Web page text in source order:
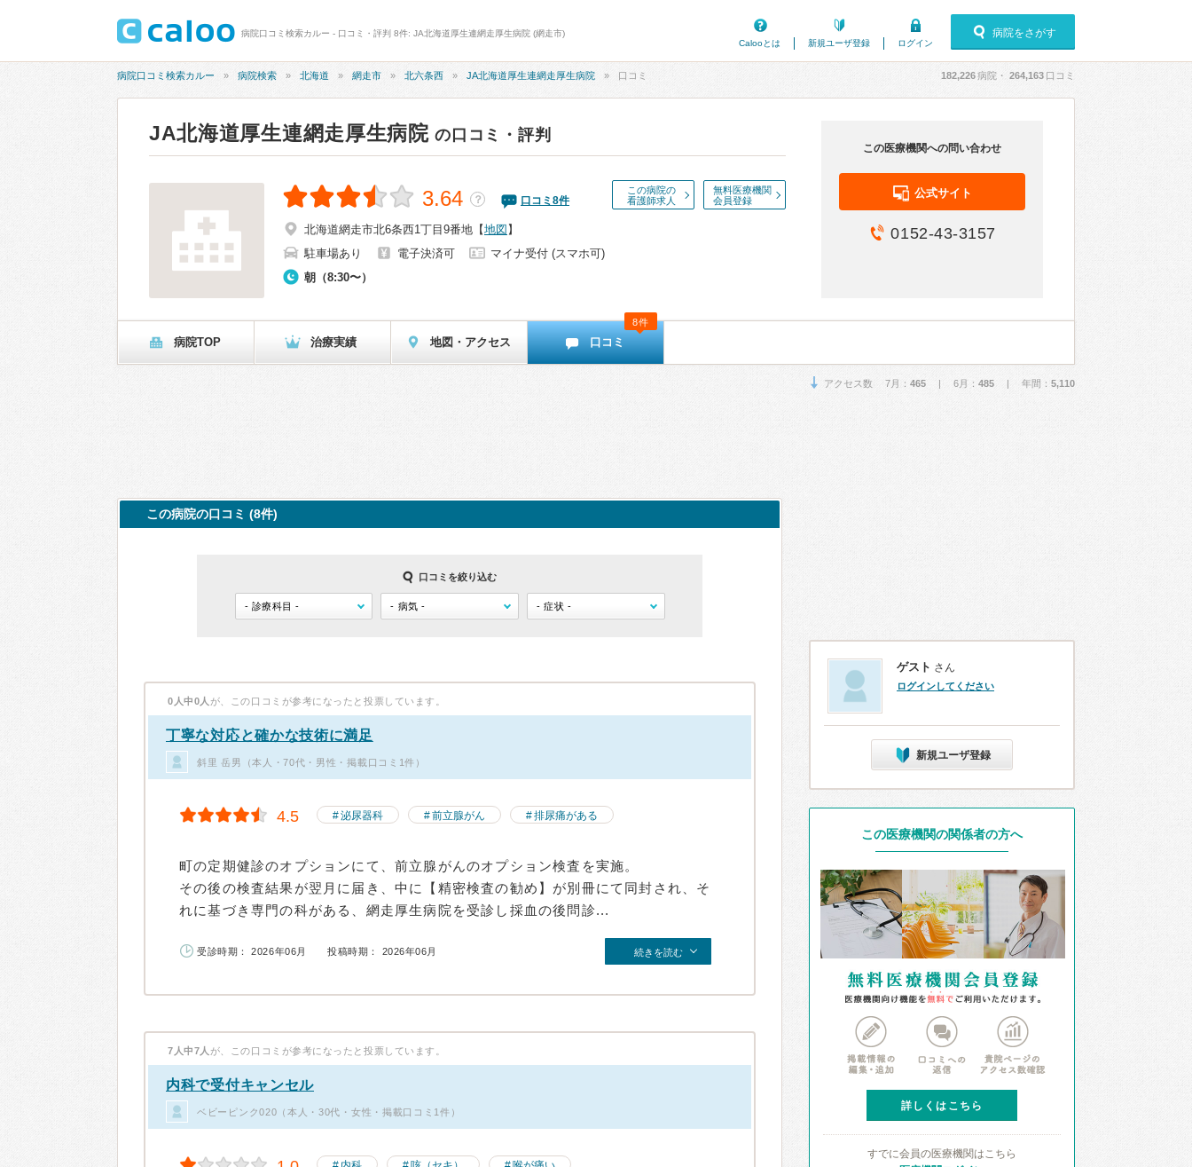
病院口コミ検索カルー - 口コミ・評判 8件: JA北海道厚生連網走厚生病院 (網走市)
Calooとは
新規ユーザ登録 ログイン
病院をさがす
病院口コミ検索カルー 病院検索 北海道 網走市 北六条西 JA北海道厚生連網走厚生病院 口コミ 182,226病院・ 264,163 口コミ
JA北海道厚生連網走厚生病院 の口コミ・評判
この病院の
看護師求人
無料医療機関
会員登録
3.64 ？ 口コミ 8件
北海道網走市北6条西1丁目9番地 【地図 】
駐車場あり
電子決済可
マイナ受付 (スマホ可)
朝（8:30〜）
この医療機関への問い合わせ
公式サイト
0152-43-3157
病院TOP 治療実績 地図・アクセス 口コミ
8件
アクセス数 7月： 465 | 6月： 485 | 年間： 5,110
この病院の口コミ (8件)
口コミを絞り込む
0人中0人 が、この口コミが参考になったと投票しています。
丁寧な対応と確かな技術に満足
斜里 岳男（本人・70代・男性・掲載口コミ1件）
4.5 泌尿器科 前立腺がん 排尿痛がある
町の定期健診のオプションにて、前立腺がんのオプション検査を実施。
その後の検査結果が翌月に届き、中に【精密検査の勧め】が別冊にて同封され、そ
れに基づき専門の科がある、網走厚生病院を受診し採血の後問診...
受診時期： 2026年06月 投稿時期： 2026年06月 続きを読む
7人中7人 が、この口コミが参考になったと投票しています。
内科で受付キャンセル
ベビーピンク020（本人・30代・女性・掲載口コミ1件）
ゲスト さん
ログインしてください
新規ユーザ登録
この医療機関の関係者の方へ
詳しくはこちら
すでに会員の医療機関はこちら